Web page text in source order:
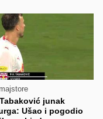
junak
Ušao i pogodio